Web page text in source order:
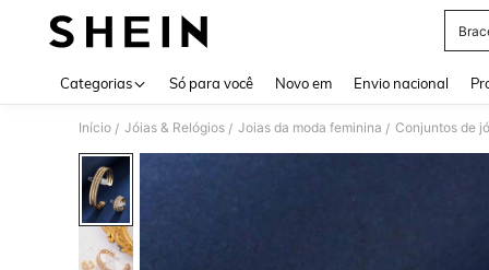
Categorias Só para você Novo em Envio nacional
Início / Jóias & Relógios / Joias da moda feminina / Conjuntos de